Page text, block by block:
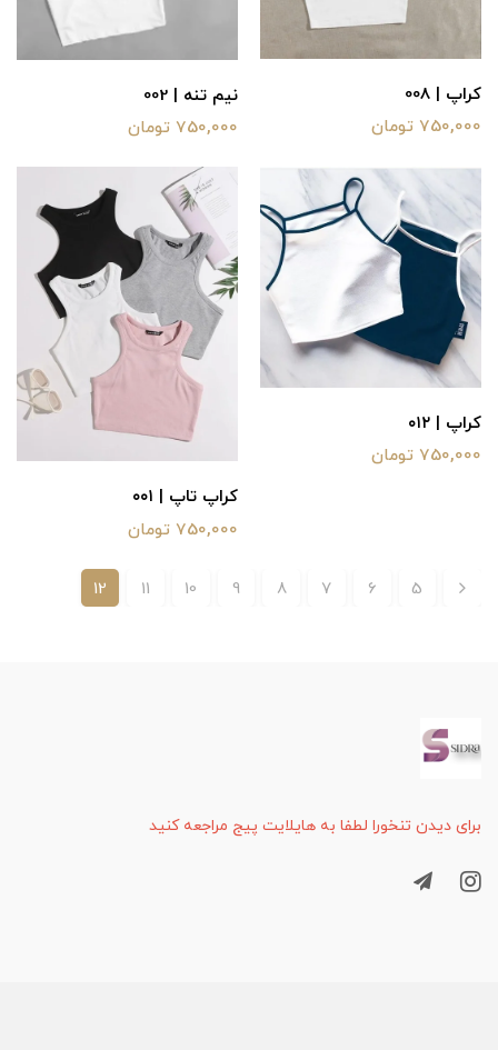
کراپ | 008
750,000 تومان
نیم تنه | 002
750,000 تومان
کراپ | ۰۱۲
750,000 تومان
کراپ تاپ | ۰۰۱
750,000 تومان
5
6
7
8
9
10
11
12
برای دیدن تنخورا لطفا به هایلایت پیج مراجعه کنید